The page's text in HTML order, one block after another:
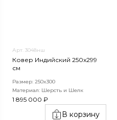
Арт. 3048нш
Ковер Индийский 250x299
см
Размер: 250x300
Материал: Шерсть и Шелк
1 895 000 ₽
В корзину